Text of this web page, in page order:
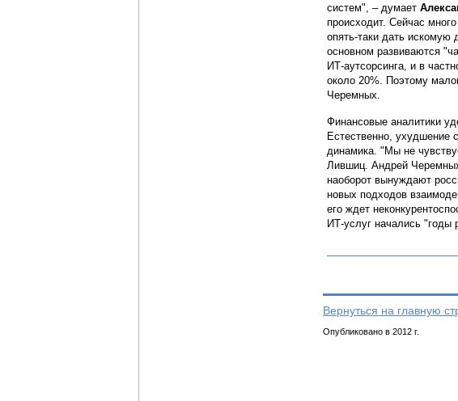
систем", – думает
происходит. Сейчас
опять-таки дать искомую
основном развиваются
ИТ-аутсорсинга, и в
около 20%. Поэтому
Черемных.
Финансовые аналитики
Естественно, ухудшение
динамика. "Мы не
Лившиц. Андрей
наоборот вынуждают
новых подходов
его ждет
ИТ-услуг начались "годы
Вернуться на главную
Опубликовано в 2012 г.